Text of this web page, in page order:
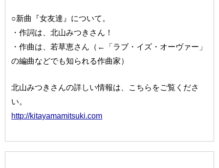
○新曲『女友達』について。
・作詞は、北山みつきさん！
・作曲は、若草恵さん（←「ラブ・イズ・オーヴァー」
の編曲などでも知られる作曲家）
北山みつきさんの詳しい情報は、こちらをご覧くださ
い。
http://kitayamamitsuki.com